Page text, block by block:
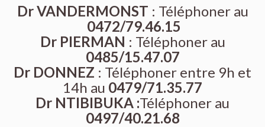
Dr VANDERMONST : Téléphoner au
0472/79.46.15
Dr PIERMAN : Téléphoner au
0485/15.47.07
Dr DONNEZ : Téléphoner entre 9h et
14h au 0479/71.35.77
Dr NTIBIBUKA :Téléphoner au
0497/40.21.68